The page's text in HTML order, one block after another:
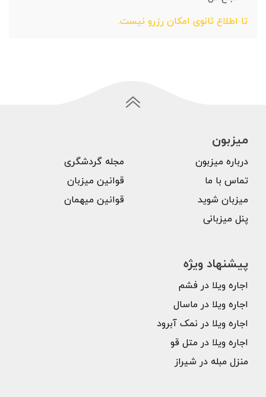
تا اطلاع ثانوی امکان رزرو نیست.
میزبون
درباره میزبون
تماس با ما
میزبان شوید
پنل میزبانی
مجله گردشگری
قوانین میزبان
قوانین میهمان
پیشنهاد ویژه
اجاره ویلا در فشم
اجاره ویلا در ماسال
اجاره ویلا در نمک آبرود
اجاره ویلا در متل قو
منزل مبله در شیراز